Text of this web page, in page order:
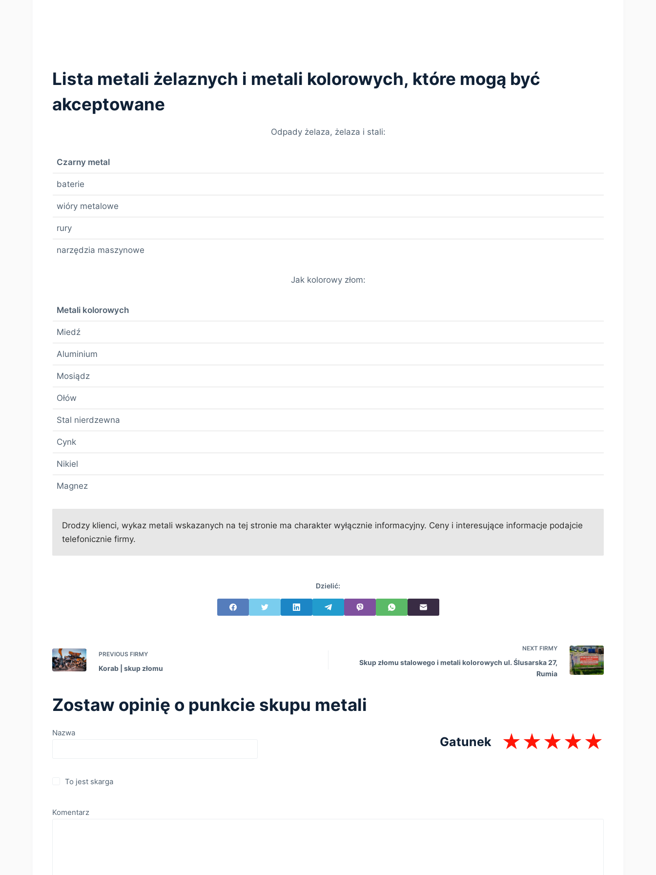
Lista metali żelaznych i metali kolorowych, które mogą być
akceptowane
Odpady żelaza, żelaza i stali:
Czarny metal
baterie
wióry metalowe
rury
narzędzia maszynowe
Jak kolorowy złom:
Metali kolorowych
Miedź
Aluminium
Mosiądz
Ołów
Stal nierdzewna
Cynk
Nikiel
Magnez
Drodzy klienci, wykaz metali wskazanych na tej stronie ma charakter wyłącznie informacyjny. Ceny i interesujące informacje podajcie
telefonicznie firmy.
Dzielić:
PREVIOUS FIRMY
Korab | skup złomu
NEXT FIRMY
Skup złomu stalowego i metali kolorowych ul. Ślusarska 27,
Rumia
Zostaw opinię o punkcie skupu metali
Nazwa
Gatunek
To jest skarga
Komentarz